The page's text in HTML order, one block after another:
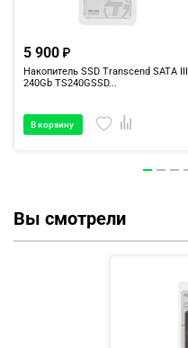
5 900
Накопитель SSD Transcend SATA III
240Gb TS240GSSD...
В корзину
Вы смотрели